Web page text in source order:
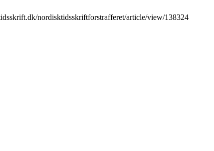
nordisktidsskriftforstrafferet/article/view/138324